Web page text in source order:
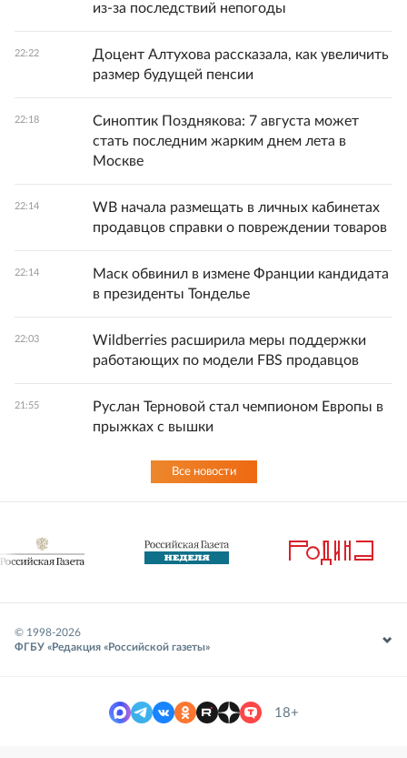
из-за последствий непогоды
22:22
Доцент Алтухова рассказала, как увеличить
размер будущей пенсии
22:18
Синоптик Позднякова: 7 августа может
стать последним жарким днем лета в
Москве
22:14
WB начала размещать в личных кабинетах
продавцов справки о повреждении товаров
22:14
Маск обвинил в измене Франции кандидата
в президенты Тонделье
22:03
Wildberries расширила меры поддержки
работающих по модели FBS продавцов
21:55
Руслан Терновой стал чемпионом Европы в
прыжках с вышки
Все новости
© 1998-2026
ФГБУ «Редакция «Российской газеты»
18+